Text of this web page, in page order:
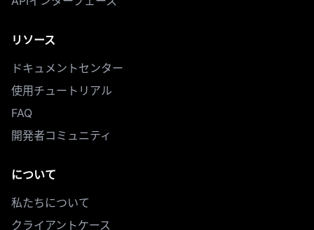
リソース
ドキュメントセンター
使用チュートリアル
FAQ
開発者コミュニティ
について
私たちについて
クライアントケース